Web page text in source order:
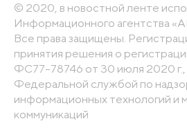
© 2020, в новостной ленте
Информационного агентства
Все права защищены.
принятия решения о
ФС77-78746 от 30 июля 2020 г.,
Федеральной службой по
информационных технологий и
коммуникаций